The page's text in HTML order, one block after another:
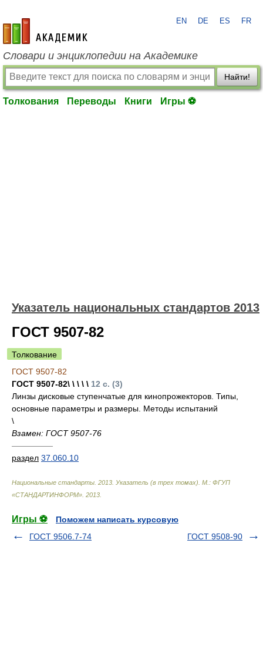
academic.ru
EN DE ES FR
Словари и энциклопедии на Академике
Найти!
Толкования Переводы Книги Игры ⚽
Указатель национальных стандартов 2013
ГОСТ 9507-82
Толкование
ГОСТ 9507-82
ГОСТ 9507-82\ \ \ \ \ 12 с. (3)
Линзы дисковые ступенчатые для кинопрожекторов. Типы,
основные параметры и размеры. Методы испытаний
\
Взамен: ГОСТ 9507-76
—————
раздел 37.060.10
Национальные стандарты. 2013. Указатель (в трех томах). М.: ФГУП
«СТАНДАРТИНФОРМ» 2013
Игры ⚽
Поможем написать курсовую
ГОСТ 9506.7-74
ГОСТ 9508-90